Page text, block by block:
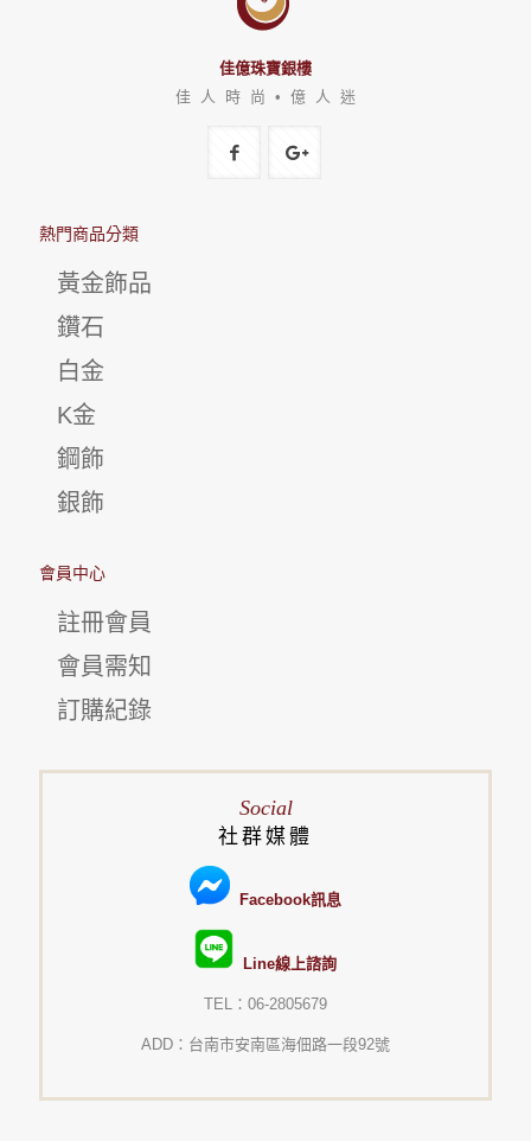
佳億珠寶銀樓
佳 人 時 尚 • 億 人 迷
熱門商品分類
黃金飾品
鑽石
白金
K金
鋼飾
銀飾
會員中心
註冊會員
會員需知
訂購紀錄
Social
社群媒體
Facebook訊息
Line線上諮詢
TEL：06-2805679
ADD：台南市安南區海佃路一段92號